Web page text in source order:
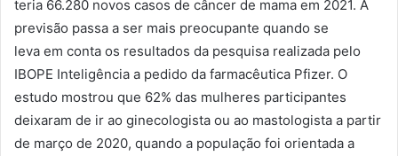
teria 66.280 novos casos de câncer de mama em 2021. A
previsão passa a ser mais preocupante quando se
leva em conta os resultados da pesquisa realizada pelo
IBOPE Inteligência a pedido da farmacêutica Pfizer. O
estudo mostrou que 62% das mulheres participantes
deixaram de ir ao ginecologista ou ao mastologista a partir
de março de 2020, quando a população foi orientada a